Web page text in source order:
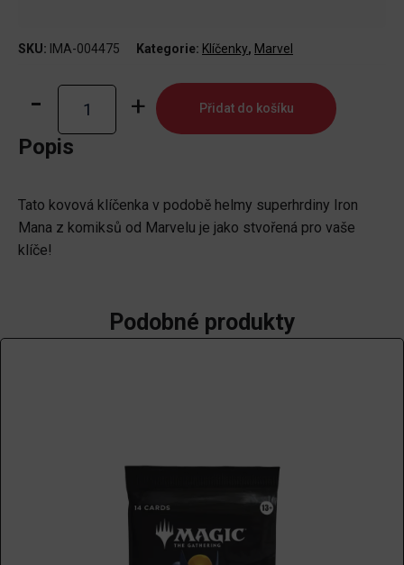
SKU: IMA-004475 Kategorie: Klíčenky, Marvel
Klíčenka
Marvel
-
Helmet
množství
Přidat do košíku
Popis
Tato kovová klíčenka v podobě helmy superhrdiny Iron
Mana z komiksů od Marvelu je jako stvořená pro vaše
klíče!
Podobné produkty